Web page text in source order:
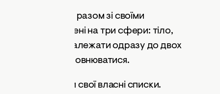
вона створила разом зі своїми
Вони розподілені на три сфери: тіло,
пункти можуть належати одразу до двох
та наповнюватися.
створювати свої власні списки.